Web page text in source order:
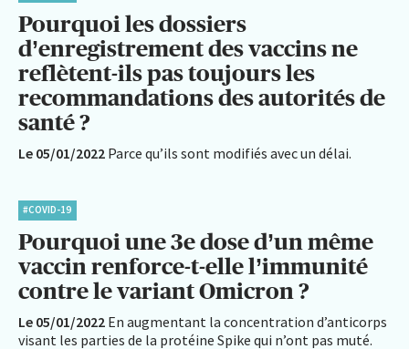
Pourquoi les dossiers
d’enregistrement des vaccins ne
reflètent-ils pas toujours les
recommandations des autorités de
santé ?
Le 05/01/2022 Parce qu’ils sont modifiés avec un délai.
#COVID-19
Pourquoi une 3e dose d’un même
vaccin renforce-t-elle l’immunité
contre le variant Omicron ?
Le 05/01/2022 En augmentant la concentration d’anticorps
visant les parties de la protéine Spike qui n’ont pas muté.